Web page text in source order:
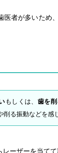
者が多いため
もしくは、 歯を
削る振動などを感
ーザーを当てて